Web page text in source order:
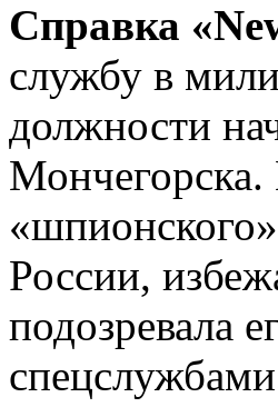
Справка
службу в
должности
Мончегорска.
«шпионского»
России,
подозревала